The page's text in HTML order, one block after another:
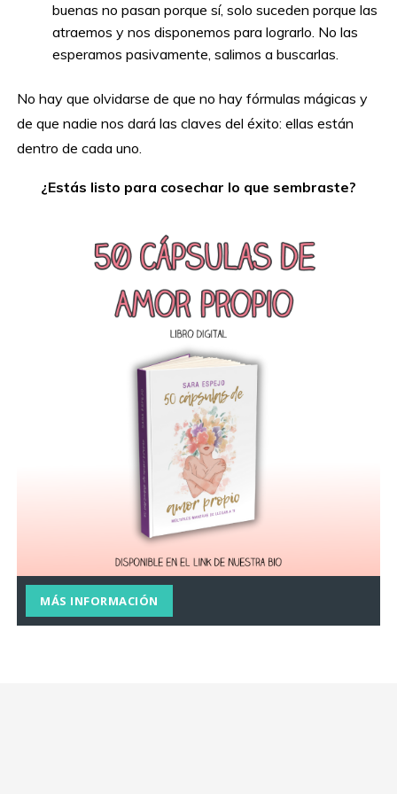
buenas no pasan porque sí, solo suceden porque las
atraemos y nos disponemos para lograrlo. No las
esperamos pasivamente, salimos a buscarlas.
No hay que olvidarse de que no hay fórmulas mágicas y
de que nadie nos dará las claves del éxito: ellas están
dentro de cada uno.
¿Estás listo para cosechar lo que sembraste?
MÁS INFORMACIÓN